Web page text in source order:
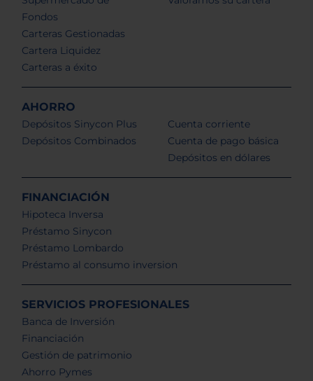
Fondos
Carteras Gestionadas
Cartera Liquidez
Carteras a éxito
AHORRO
Depósitos Sinycon Plus
Depósitos Combinados
Cuenta corriente
Cuenta de pago básica
Depósitos en dólares
FINANCIACIÓN
Hipoteca Inversa
Préstamo Sinycon
Préstamo Lombardo
Préstamo al consumo inversion
SERVICIOS PROFESIONALES
Banca de Inversión
Financiación
Gestión de patrimonio
Ahorro Pymes